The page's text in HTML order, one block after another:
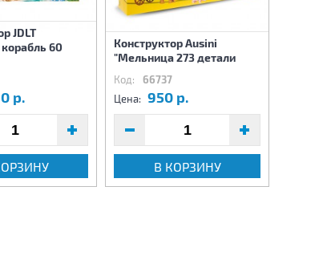
JDLT
60
р.
Конструктор Ausini
"Мельница 273 детали
Код: 66737
Цена: 950 р.
В КОРЗИНУ